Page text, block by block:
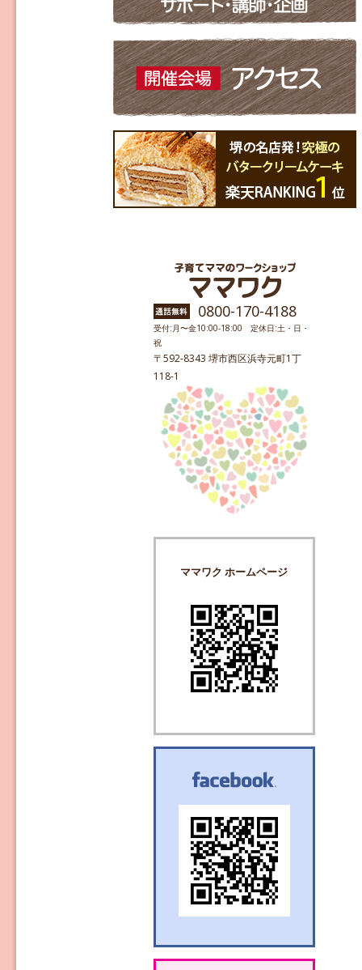
0800-170-4188
受付:月〜金10:00-18:00 定休日:土・日・
祝
〒592-8343 堺市西区浜寺元町1丁
118-1
ママワク ホームページ